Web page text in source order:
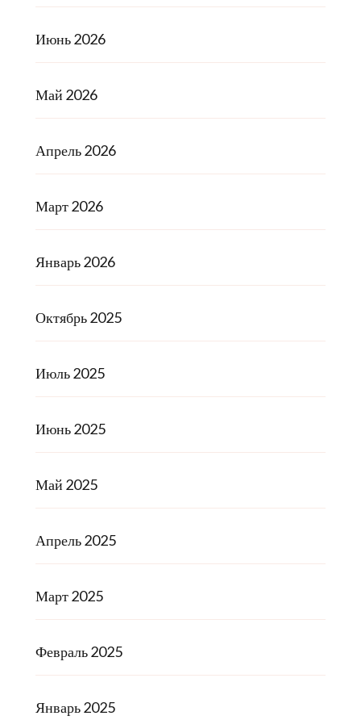
Июнь 2026
Май 2026
Апрель 2026
Март 2026
Январь 2026
Октябрь 2025
Июль 2025
Июнь 2025
Май 2025
Апрель 2025
Март 2025
Февраль 2025
Январь 2025